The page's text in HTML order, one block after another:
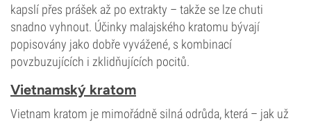
kapslí přes prášek až po extrakty – takže se lze chuti
snadno vyhnout. Účinky malajského kratomu bývají
popisovány jako dobře vyvážené, s kombinací
povzbuzujících i zklidňujících pocitů.
Vietnamský kratom
Vietnam kratom je mimořádně silná odrůda, která – jak už